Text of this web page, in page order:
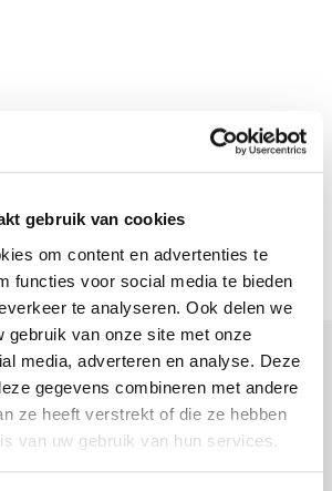
gebruik van cookies
om content en advertenties te
functies voor social media te bieden
te analyseren. Ook delen we
gebruik van onze site met onze
media, adverteren en analyse. Deze
gegevens combineren met andere
ze heeft verstrekt of die ze hebben
van uw gebruik van hun services.
45
montagehandleiding